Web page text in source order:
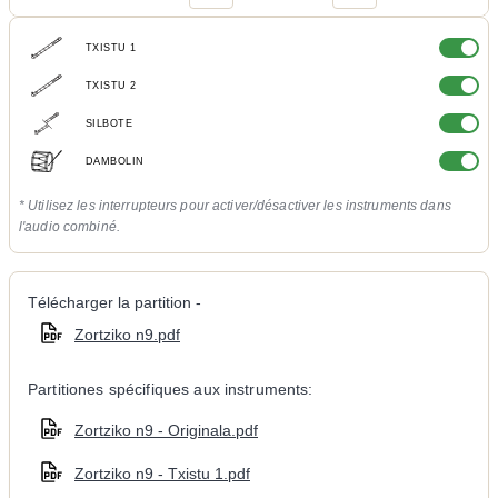
TXISTU 1
TXISTU 2
SILBOTE
DAMBOLIN
* Utilisez les interrupteurs pour activer/désactiver les instruments dans
l'audio combiné.
Télécharger la partition -
Zortziko n9.pdf
Partitiones spécifiques aux instruments:
Zortziko n9 - Originala.pdf
Zortziko n9 - Txistu 1.pdf